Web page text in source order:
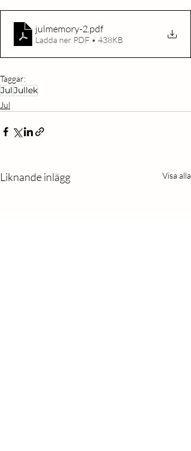
julmemory-2.pdf
Ladda ner PDF • 438KB
Taggar:
JulJullek
Jul
Liknande inlägg Visa alla